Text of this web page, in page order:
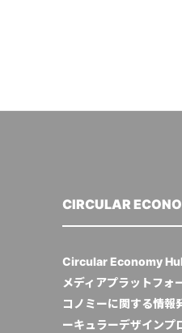
CIRCULAR
Circular Economy
メディアプラットフォ
コノミーに関する情報
ーキュラーデザインプ